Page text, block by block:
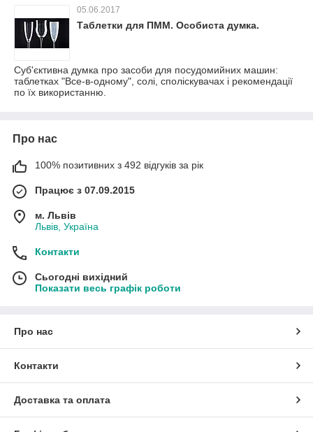
05.06.2017
Таблетки для ПММ. Особиста думка.
Суб'єктивна думка про засоби для посудомийних машин:
таблетках "Все-в-одному", солі, споліскувачах і рекомендації
по їх використанню.
Про нас
100% позитивних з 492 відгуків за рік
Працює з 07.09.2015
м. Львів
Львів, Україна
Контакти
Сьогодні вихідний
Показати весь графік роботи
Про нас
Контакти
Доставка та оплата